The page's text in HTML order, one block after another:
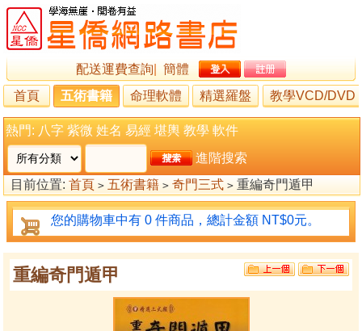
配送運費查詢
簡體
首頁
五術書籍 命理軟體 精選羅盤 教學VCD/DVD
熱門: 八字 紫微 姓名 易經 堪輿 教學 軟件
進階搜索
目前位置: 首頁 > 五術書籍 > 奇門三式 > 重編奇門遁甲
您的購物車中有 0 件商品，總計金額 NT$0元。
重編奇門遁甲